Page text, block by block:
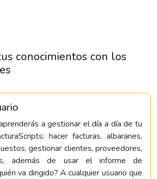
conocimientos con los
a gestionar el día a día de tu
hacer facturas, albaranes,
gestionar clientes, proveedores,
además de usar el informe de
va dirigido? A cualquier usuario que